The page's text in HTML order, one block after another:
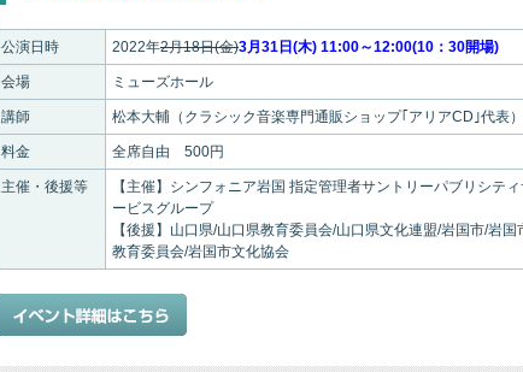
公演日時 2022年2月18日(金)3月31日(木) 11:00～12:00(10：30開場)
会場 ミューズホール
講師 松本大輔（クラシック音楽専門通販ショップ｢アリアCD｣代表）
料金 全席自由 500円
主催・後援等
【主催】シンフォニア岩国 指定管理者サントリーパブリシテ
ービスグループ
【後援】山口県/山口県教育委員会/山口県文化連盟/岩国市/岩国
教育委員会/岩国市文化協会